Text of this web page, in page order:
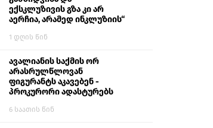
ექსკლუზივის გზა კი არ
აერჩია, არამედ ინკლუზიის“
1 დღის წინ
ავალიანის საქმის ორ
არასრულწლოვან
ფიგურანტს აკავებენ -
პროკურორი ადასტურებს
6 საათის წინ